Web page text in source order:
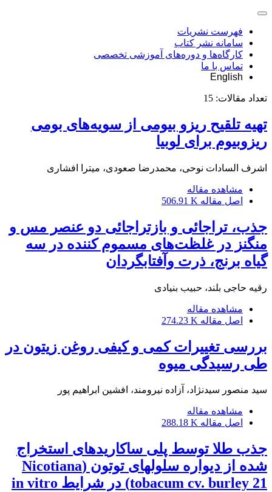
فهرست نشریات
سامانه نشر کتاب
کارگاه‌ها و دوره‌های آموزشی تخصصی
تماس با ما
English
تعداد مقالات: 15
تهیه تلقیح ریزو بیومی از سویه‌های بومی
ریزوبیوم برای لوبیا
اشرف السادات نوحی، محمدرضا صعودی، میترا افشاری
مشاهده مقاله
اصل مقاله 506.91 K
جذب، تراجائی و بازتراجائی دو عنصر مس و
منگنز در غلظت‌های مسموم کننده در سه
گیاه برنج، ذرت وآفتابگردان
رقیه حاجی بلند، حبیب بنیادی
مشاهده مقاله
اصل مقاله 274.23 K
بررسی تغییرات کمی و کیفی روغن زیتون در
طی رسیدگی میوه
سید منصور سیدنژاد، آزاده نیرومند، افشین ابراهیم پور
مشاهده مقاله
اصل مقاله 288.18 K
جذب طلا توسط پلی ساکاریدهای استخراج
شده از دیواره سلولهای توتون (Nicotiana
tobacum cv. burley 21) در شرایط in vitro